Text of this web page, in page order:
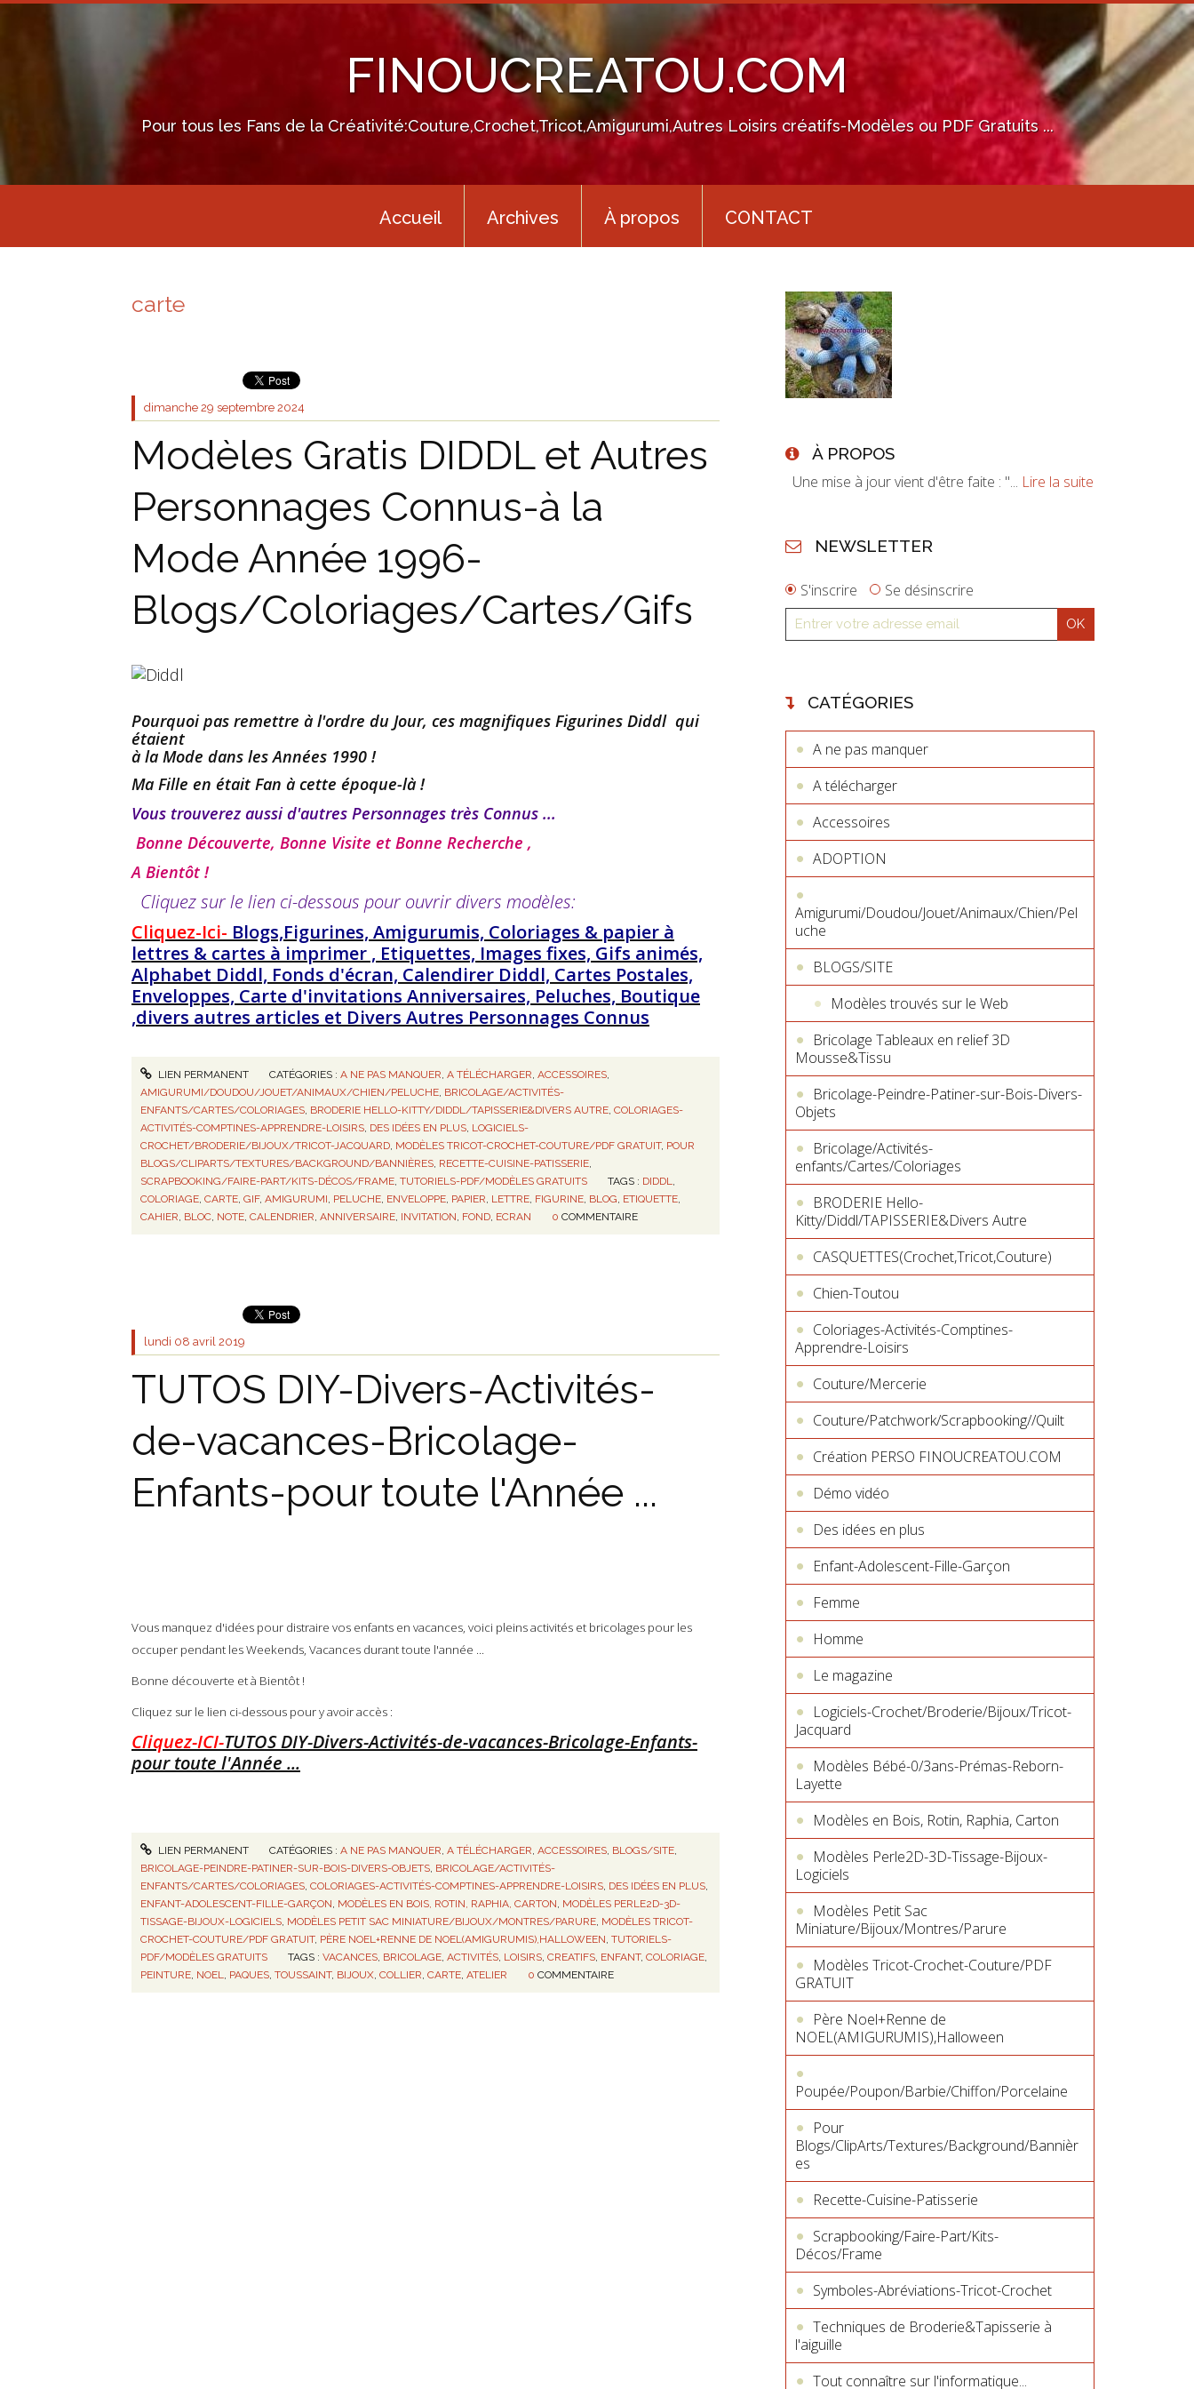
FINOUCREATOU.COM
Pour tous les Fans de la Créativité:Couture,Crochet,Tricot,Amigurumi,Autres Loisirs créatifs-Modèles ou PDF Gratuits ...
Accueil Archives À propos CONTACT
carte
dimanche 29 septembre 2024
Modèles Gratis DIDDL et Autres
Personnages Connus-à la
Mode Année 1996-
Blogs/Coloriages/Cartes/Gifs
Pourquoi pas remettre à l'ordre du Jour, ces magnifiques Figurines Diddl qui
étaient
à la Mode dans les Années 1990 !
Ma Fille en était Fan à cette époque-là !
Vous trouverez aussi d'autres Personnages très Connus ...
Bonne Découverte, Bonne Visite et Bonne Recherche ,
A Bientôt !
Cliquez sur le lien ci-dessous pour ouvrir divers modèles:
Cliquez-Ici- Blogs,Figurines, Amigurumis, Coloriages & papier à
lettres & cartes à imprimer , Etiquettes, Images fixes, Gifs animés,
Alphabet Diddl, Fonds d'écran, Calendirer Diddl, Cartes Postales,
Enveloppes, Carte d'invitations Anniversaires, Peluches, Boutique
,divers autres articles et Divers Autres Personnages Connus
LIEN PERMANENT CATÉGORIES :A NE PAS MANQUER,A TÉLÉCHARGER,ACCESSOIRES,
AMIGURUMI/DOUDOU/JOUET/ANIMAUX/CHIEN/PELUCHE, BRICOLAGE/ACTIVITÉS-
ENFANTS/CARTES/COLORIAGES, BRODERIE HELLO-KITTY/DIDDL/TAPISSERIE&DIVERS AUTRE, COLORIAGES-
ACTIVITÉS-COMPTINES-APPRENDRE-LOISIRS, DES IDÉES EN PLUS, LOGICIELS-
CROCHET/BRODERIE/BIJOUX/TRICOT-JACQUARD, MODÈLES TRICOT-CROCHET-COUTURE/PDF GRATUIT, POUR
BLOGS/CLIPARTS/TEXTURES/BACKGROUND/BANNIÈRES, RECETTE-CUISINE-PATISSERIE,
SCRAPBOOKING/FAIRE-PART/KITS-DÉCOS/FRAME, TUTORIELS-PDF/MODÈLES GRATUITS TAGS : DIDDL,
COLORIAGE, CARTE, GIF, AMIGURUMI, PELUCHE, ENVELOPPE, PAPIER, LETTRE, FIGURINE, BLOG, ETIQUETTE,
CAHIER, BLOC, NOTE, CALENDRIER, ANNIVERSAIRE, INVITATION, FOND, ECRAN 0 COMMENTAIRE
lundi 08 avril 2019
TUTOS DIY-Divers-Activités-
de-vacances-Bricolage-
Enfants-pour toute l'Année ...
Vous manquez d'idées pour distraire vos enfants en vacances, voici pleins activités et bricolages pour les
occuper pendant les Weekends, Vacances durant toute l'année ...
Bonne découverte et à Bientôt !
Cliquez sur le lien ci-dessous pour y avoir accès :
Cliquez-ICI-TUTOS DIY-Divers-Activités-de-vacances-Bricolage-Enfants-
pour toute l'Année ...
LIEN PERMANENT CATÉGORIES :A NE PAS MANQUER ,A TÉLÉCHARGER ,ACCESSOIRES BLOGS/SITE
BRICOLAGE-PEINDRE-PATINER-SUR-BOIS-DIVERS-OBJETS BRICOLAGE/ACTIVITÉS-
ENFANTS/CARTES/COLORIAGES COLORIAGES-ACTIVITÉS-COMPTINES-APPRENDRE-LOISIRS DES IDÉES EN PLUS
ENFANT-ADOLESCENT-FILLE-GARÇON MODÈLES EN BOIS, ROTIN, RAPHIA, CARTON MODÈLES PERLE2D-3D-
TISSAGE-BIJOUX-LOGICIELS MODÈLES PETIT SAC MINIATURE/BIJOUX/MONTRES/PARURE MODÈLES TRICOT-
CROCHET-COUTURE/PDF GRATUIT, PÈRE NOEL+RENNE DE NOEL(AMIGURUMIS),HALLOWEEN TUTORIELS-
PDF/MODÈLES GRATUITS
TAGS : VACANCES BRICOLAGE ACTIVITÉS LOISIRS CREATIFS ENFANT, COLORIAGE
PEINTURE NOEL PAQUES TOUSSAINT, BIJOUX COLLIER CARTE ATELIER 0 COMMENTAIRE
À PROPOS
Une mise à jour vient d'être faite : "... Lire la suite
NEWSLETTER
S'inscrire Se désinscrire
CATÉGORIES
A ne pas manquer
A télécharger
Accessoires
ADOPTION
Amigurumi/Doudou/Jouet/Animaux/Chien/Pel
uche
BLOGS/SITE
Modèles trouvés sur le Web
Bricolage Tableaux en relief 3D
Mousse&Tissu
Bricolage-Peindre-Patiner-sur-Bois-Divers-
Objets
Bricolage/Activités-
enfants/Cartes/Coloriages
BRODERIE Hello-
Kitty/Diddl/TAPISSERIE&Divers Autre
CASQUETTES(Crochet,Tricot,Couture)
Chien-Toutou
Coloriages-Activités-Comptines-
Apprendre-Loisirs
Couture/Mercerie
Couture/Patchwork/Scrapbooking//Quilt
Création PERSO FINOUCREATOU.COM
Démo vidéo
Des idées en plus
Enfant-Adolescent-Fille-Garçon
Femme
Homme
Le magazine
Logiciels-Crochet/Broderie/Bijoux/Tricot-
Jacquard
Modèles Bébé-0/3ans-Prémas-Reborn-
Layette
Modèles en Bois, Rotin, Raphia, Carton
Modèles Perle2D-3D-Tissage-Bijoux-
Logiciels
Modèles Petit Sac
Miniature/Bijoux/Montres/Parure
Modèles Tricot-Crochet-Couture/PDF
GRATUIT
Père Noel+Renne de
NOEL(AMIGURUMIS),Halloween
Poupée/Poupon/Barbie/Chiffon/Porcelaine
Pour
Blogs/ClipArts/Textures/Background/Bannièr
es
Recette-Cuisine-Patisserie
Scrapbooking/Faire-Part/Kits-
Décos/Frame
Symboles-Abréviations-Tricot-Crochet
Techniques de Broderie&Tapisserie à
l'aiguille
Tout connaître sur l'informatique...